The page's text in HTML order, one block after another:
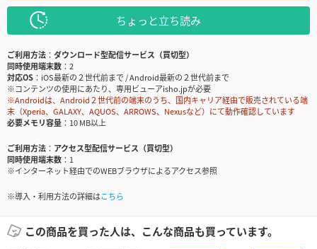
ちょっと立ち読み
ご利用方法
ダウンロード型配信サービス（買切型）
同時使用端末数
2
対応OS
iOS最新の２世代前まで / Android最新の２世代前まで
※コンテンツの使用にあたり、専用ビューアisho.jpが必要
※Androidは、Android２世代前の端末のうち、国内キャリア経由で販売されている端
末（Xperia、GALAXY、AQUOS、ARROWS、Nexusなど）にて動作確認しています
必要メモリ容量
10 MB以上
ご利用方法
アクセス型配信サービス（買切型）
同時使用端末数
1
※インターネット経由でのWEBブラウザによるアクセス参照
※導入・利用方法の詳細はこちら
この商品を買った人は、こんな商品も買っています。